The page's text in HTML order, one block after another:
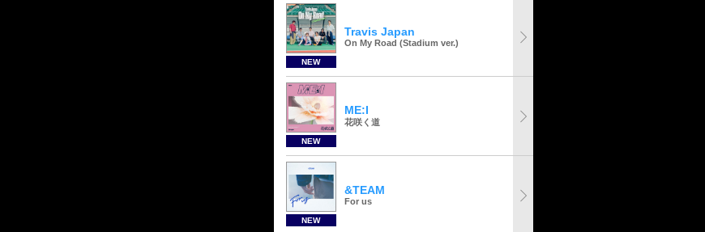
NEW
Travis Japan
On My Road (Stadium ver.)
NEW
ME:I
花咲く道
NEW
&TEAM
For us